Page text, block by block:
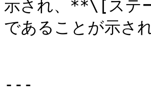
示され、**\[ス
であることが示さ
---